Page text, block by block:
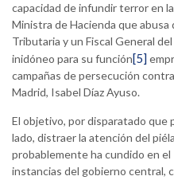
capacidad de infundir terror en
Ministra de Hacienda que abusa
Tributaria y un Fiscal General
inidóneo para su función[5]
campañas de persecución
Madrid, Isabel Díaz Ayuso.
El objetivo, por disparatado que
lado, distraer la atención del
probablemente ha cundido en
instancias del gobierno central,